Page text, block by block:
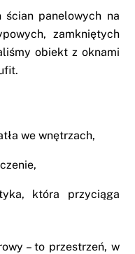
ścian panelowych na
zamkniętych
obiekt z oknami
we wnętrzach,
która przyciąga
– to przestrzeń, w